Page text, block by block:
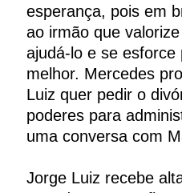
esperança, pois em
ao irmão que
ajudá-lo e se
melhor. Mercedes
Luiz quer pedir o
poderes para
uma conversa com
Jorge Luiz recebe